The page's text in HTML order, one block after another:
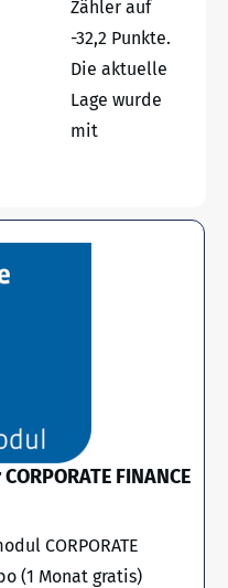
Zähler auf
-32,2 Punkte.
Die aktuelle
Lage wurde
mit
FINANCE
CORPORATE
(1 Monat gratis)